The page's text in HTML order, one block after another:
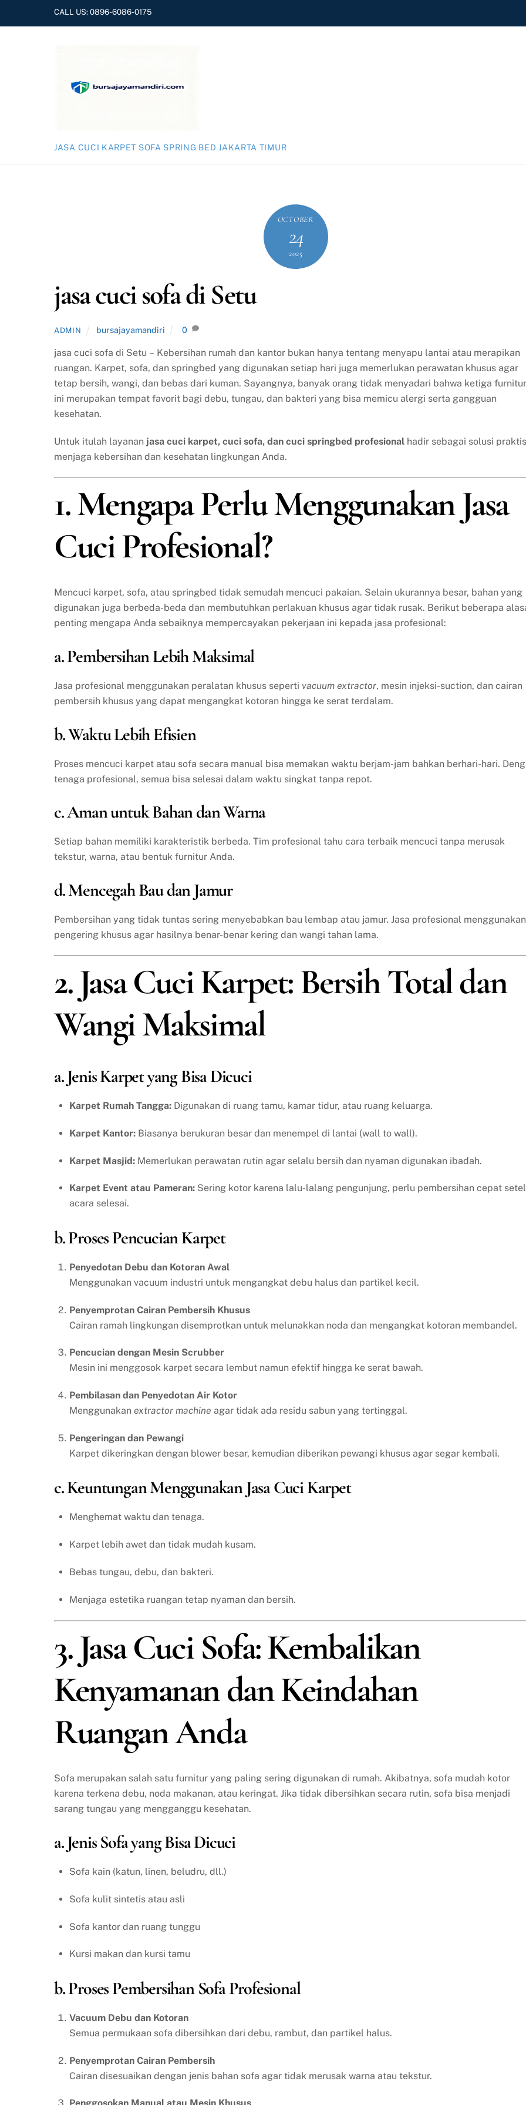
CALL US:0896-6086-0175
JASA CUCI KARPET SOFA SPRING BED JAKARTA TIMUR
OCTOBER
24
2025
jasa cuci sofa di Setu
ADMIN bursajayamandiri 0
jasa cuci sofa di Setu – Kebersihan rumah dan kantor bukan hanya tentang menyapu lantai atau merapikan
ruangan. Karpet, sofa, dan springbed yang digunakan setiap hari juga memerlukan perawatan khusus agar
tetap bersih, wangi, dan bebas dari kuman. Sayangnya, banyak orang tidak menyadari bahwa ketiga furnitur
ini merupakan tempat favorit bagi debu, tungau, dan bakteri yang bisa memicu alergi serta gangguan
kesehatan.
Untuk itulah layanan jasa cuci karpet, cuci sofa, dan cuci springbed profesional hadir sebagai solusi praktis
menjaga kebersihan dan kesehatan lingkungan Anda.
1. Mengapa Perlu Menggunakan Jasa
Cuci Profesional?
Mencuci karpet, sofa, atau springbed tidak semudah mencuci pakaian. Selain ukurannya besar, bahan yang
digunakan juga berbeda-beda dan membutuhkan perlakuan khusus agar tidak rusak. Berikut beberapa
penting mengapa Anda sebaiknya mempercayakan pekerjaan ini kepada jasa profesional:
a. Pembersihan Lebih Maksimal
Jasa profesional menggunakan peralatan khusus seperti vacuum extractor, mesin injeksi-suction, dan cairan
pembersih khusus yang dapat mengangkat kotoran hingga ke serat terdalam.
b. Waktu Lebih Efisien
Proses mencuci karpet atau sofa secara manual bisa memakan waktu berjam-jam bahkan berhari-hari.
tenaga profesional, semua bisa selesai dalam waktu singkat tanpa repot.
c. Aman untuk Bahan dan Warna
Setiap bahan memiliki karakteristik berbeda. Tim profesional tahu cara terbaik mencuci tanpa merusak
tekstur, warna, atau bentuk furnitur Anda.
d. Mencegah Bau dan Jamur
Pembersihan yang tidak tuntas sering menyebabkan bau lembap atau jamur. Jasa profesional menggunakan
pengering khusus agar hasilnya benar-benar kering dan wangi tahan lama.
2. Jasa Cuci Karpet: Bersih Total dan
Wangi Maksimal
a. Jenis Karpet yang Bisa Dicuci
Karpet Rumah Tangga:Digunakan di ruang tamu, kamar tidur, atau ruang keluarga.
Karpet Kantor:Biasanya berukuran besar dan menempel di lantai (wall to wall).
Karpet Masjid:Memerlukan perawatan rutin agar selalu bersih dan nyaman digunakan ibadah.
Karpet Event atau Pameran:Sering kotor karena lalu-lalang pengunjung, perlu pembersihan cepat
acara selesai.
b. Proses Pencucian Karpet
Penyedotan Debu dan Kotoran Awal
Menggunakan vacuum industri untuk mengangkat debu halus dan partikel kecil.
Penyemprotan Cairan Pembersih Khusus
Cairan ramah lingkungan disemprotkan untuk melunakkan noda dan mengangkat kotoran membandel.
Pencucian dengan Mesin Scrubber
Mesin ini menggosok karpet secara lembut namun efektif hingga ke serat bawah.
Pembilasan dan Penyedotan Air Kotor
Menggunakan extractor machine agar tidak ada residu sabun yang tertinggal.
Pengeringan dan Pewangi
Karpet dikeringkan dengan blower besar, kemudian diberikan pewangi khusus agar segar kembali.
c. Keuntungan Menggunakan Jasa Cuci Karpet
Menghemat waktu dan tenaga.
Karpet lebih awet dan tidak mudah kusam.
Bebas tungau, debu, dan bakteri.
Menjaga estetika ruangan tetap nyaman dan bersih.
3. Jasa Cuci Sofa: Kembalikan
Kenyamanan dan Keindahan
Ruangan Anda
Sofa merupakan salah satu furnitur yang paling sering digunakan di rumah. Akibatnya, sofa mudah kotor
karena terkena debu, noda makanan, atau keringat. Jika tidak dibersihkan secara rutin, sofa bisa menjadi
sarang tungau yang mengganggu kesehatan.
a. Jenis Sofa yang Bisa Dicuci
Sofa kain (katun, linen, beludru, dll.)
Sofa kulit sintetis atau asli
Sofa kantor dan ruang tunggu
Kursi makan dan kursi tamu
b. Proses Pembersihan Sofa Profesional
Vacuum Debu dan Kotoran
Semua permukaan sofa dibersihkan dari debu, rambut, dan partikel halus.
Penyemprotan Cairan Pembersih
Cairan disesuaikan dengan jenis bahan sofa agar tidak merusak warna atau tekstur.